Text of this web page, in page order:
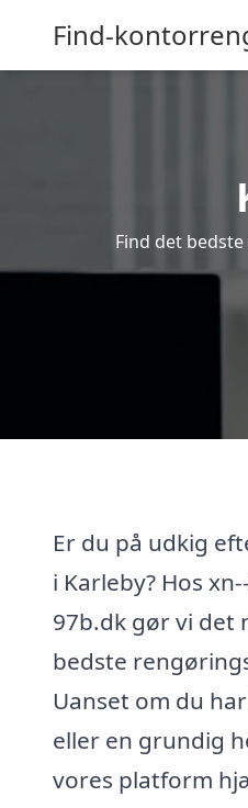
Find-
Find det
Er du på udkig
i Karleby? Hos
97b.dk gør vi det
bedste
Uanset om du
eller en grundig
vores platform